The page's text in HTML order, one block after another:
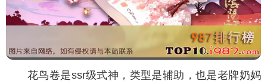
花鸟卷是ssr级式神，类型是辅助，也是老牌奶妈